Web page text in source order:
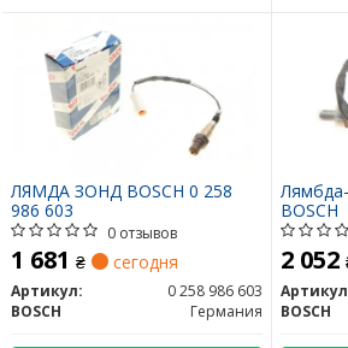
ЛЯМДА ЗОНД BOSCH 0 258
986 603
0 отзывов
1 681 ₴ сегодня
Артикул:
0 258 986 603
BOSCH
Германия
BOSCH
2 052
BOSCH